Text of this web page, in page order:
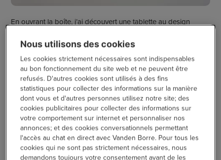
En ouvrant la boîte, j’ai découvert une tablette au design
de gamme et robuste. Elle est grise, ornée d’une bande rayée
pour un petit peu de modernité. Je dois noter que la
différence par rapports aux autres modèles de tablettes se
note dans les détails, comme le logo Lenovo gravé à l’arrière
de la tablette ou l’objectif inséré dans un cadre en relief.
Bon à savoir: la tablette est livrée avec le Tab Pen de la
même couleur tablette, le chargeur sans l’adaptateur et la
petite clef destinée à insérer une carte Sim. Toutefois, il vous
faudra vous procurer l’étui autrement.
Nous utilisons des cookies
Les cookies strictement nécessaires sont indispensables
au bon fonctionnement du site web et ne peuvent être
refusés. D'autres cookies sont utilisés à des fins
statistiques pour collecter des informations sur la manière
dont vous et d'autres personnes utilisez notre site; des
cookies publicitaires pour collecter des informations sur
votre comportement sur internet et personnaliser nos
annonces; et des cookies conversationnels permettant
l'accès au chat en direct avec Vanden Borre. Pour tous les
cookies qui ne sont pas strictement nécessaires, nous
demandons toujours votre consentement avant de les